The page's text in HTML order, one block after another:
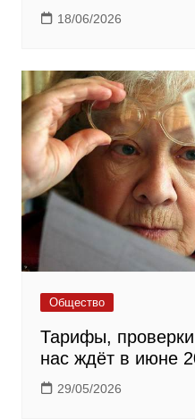
18/06/2026
Общество
Тарифы,
нас ждёт в июне
29/05/2026